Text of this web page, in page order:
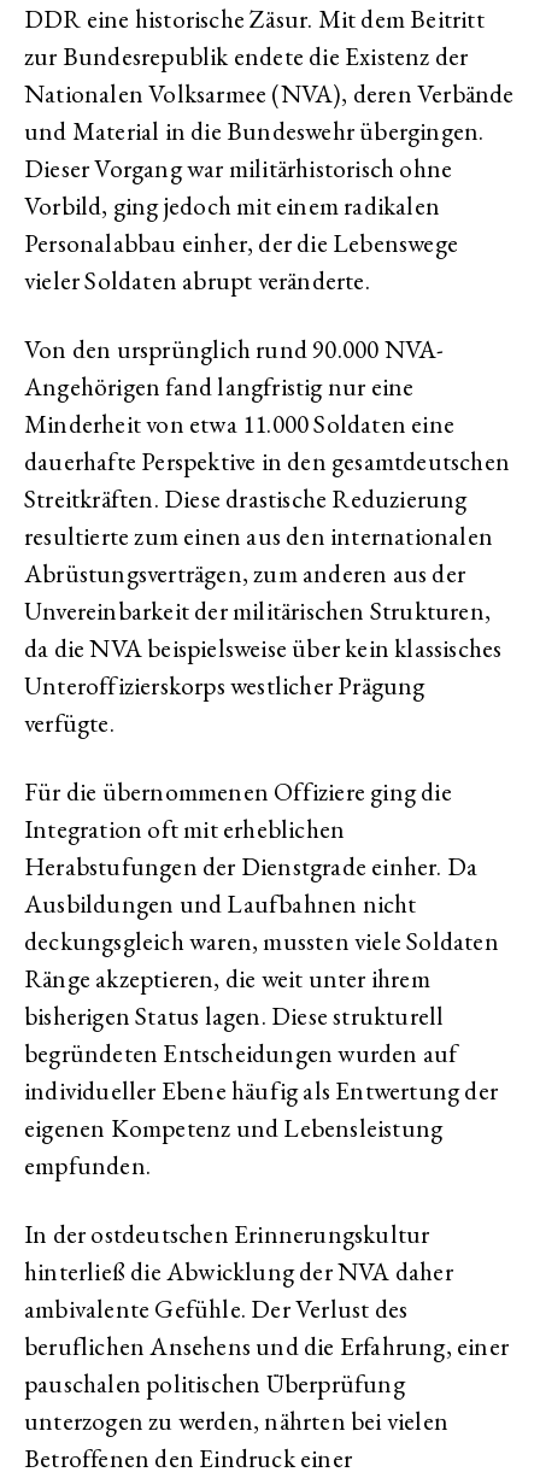
DDR eine historische Zäsur. Mit dem Beitritt
zur Bundesrepublik endete die Existenz der
Nationalen Volksarmee (NVA), deren Verbände
und Material in die Bundeswehr übergingen.
Dieser Vorgang war militärhistorisch ohne
Vorbild, ging jedoch mit einem radikalen
Personalabbau einher, der die Lebenswege
vieler Soldaten abrupt veränderte.
Von den ursprünglich rund 90.000 NVA-
Angehörigen fand langfristig nur eine
Minderheit von etwa 11.000 Soldaten eine
dauerhafte Perspektive in den gesamtdeutschen
Streitkräften. Diese drastische Reduzierung
resultierte zum einen aus den internationalen
Abrüstungsverträgen, zum anderen aus der
Unvereinbarkeit der militärischen Strukturen,
da die NVA beispielsweise über kein klassisches
Unteroffizierskorps westlicher Prägung
verfügte.
Für die übernommenen Offiziere ging die
Integration oft mit erheblichen
Herabstufungen der Dienstgrade einher. Da
Ausbildungen und Laufbahnen nicht
deckungsgleich waren, mussten viele Soldaten
Ränge akzeptieren, die weit unter ihrem
bisherigen Status lagen. Diese strukturell
begründeten Entscheidungen wurden auf
individueller Ebene häufig als Entwertung der
eigenen Kompetenz und Lebensleistung
empfunden.
In der ostdeutschen Erinnerungskultur
hinterließ die Abwicklung der NVA daher
ambivalente Gefühle. Der Verlust des
beruflichen Ansehens und die Erfahrung, einer
pauschalen politischen Überprüfung
unterzogen zu werden, nährten bei vielen
Betroffenen den Eindruck einer